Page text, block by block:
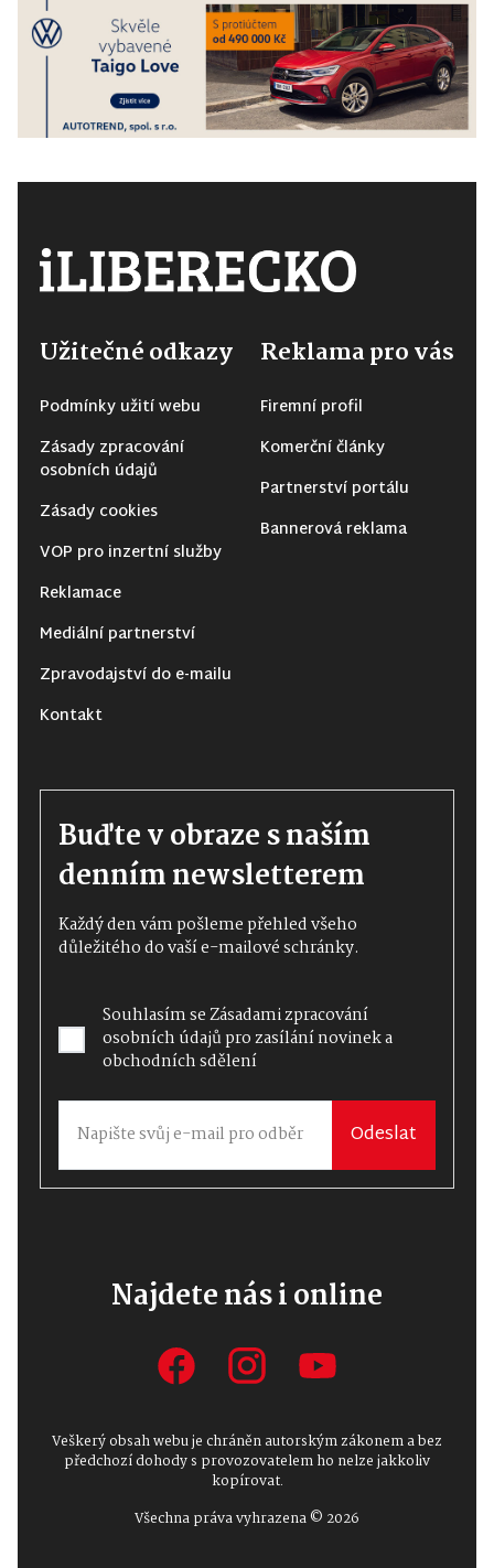
Užitečné odkazy
Podmínky užití webu
Zásady zpracování
osobních údajů
Zásady cookies
VOP pro inzertní služby
Reklamace
Mediální partnerství
Zpravodajství do e-mailu
Kontakt
Reklama pro vás
Firemní profil
Komerční články
Partnerství portálu
Bannerová reklama
Buďte v obraze s naším
denním newsletterem
Každý den vám pošleme přehled všeho
důležitého do vaší e-mailové schránky.
Souhlasím seZásadami zpracování
osobních údajůpro zasílání novinek a
obchodních sdělení
Odeslat
Najdete nás i online
Veškerý obsah webu je chráněn autorským zákonem a bez
předchozí dohody s provozovatelem ho nelze jakkoliv
kopírovat.
Všechna práva vyhrazena © 2026